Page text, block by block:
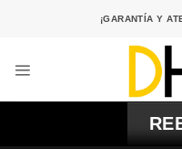
¡GARANTÍA Y